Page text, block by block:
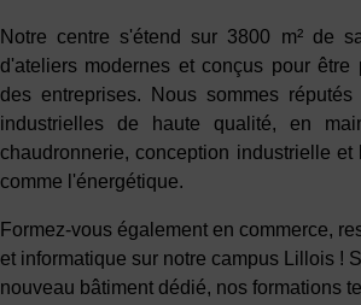
Notre centre s'étend sur 3800 m² de
d'ateliers modernes et conçus pour être
des entreprises. Nous sommes
industrielles de haute qualité, en
chaudronnerie, conception industrielle et
comme l'énergétique.
Formez-vous également en commerce,
et informatique sur notre campus Lillois !
nouveau bâtiment dédié, nos formations